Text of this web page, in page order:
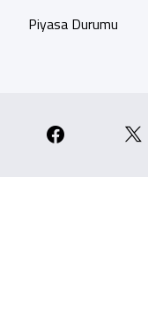
Piyasa Durumu
Instagram Facebook